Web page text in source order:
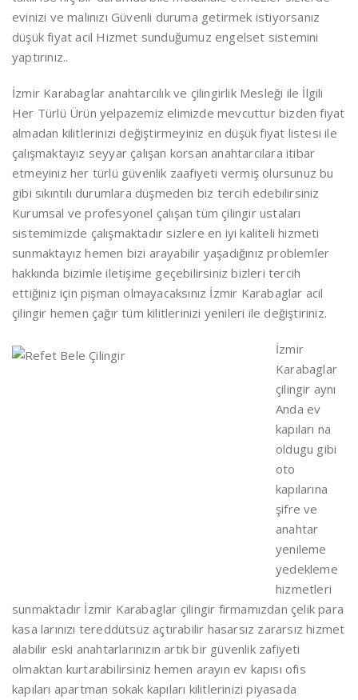
evinizi ve malınızı Güvenli duruma getirmek istiyorsanız
düşük fiyat acil Hizmet sunduğumuz engelset sistemini
yaptırınız..
İzmir Karabaglar anahtarcılık ve çilingirlik Mesleği ile İlgili
Her Türlü Ürün yelpazemiz elimizde mevcuttur bizden fiyat
almadan kilitlerinizi değiştirmeyiniz en düşük fiyat listesi ile
çalışmaktayız seyyar çalışan korsan anahtarcılara itibar
etmeyiniz her türlü güvenlik zaafiyeti vermiş olursunuz bu
gibi sıkıntılı durumlara düşmeden biz tercih edebilirsiniz
Kurumsal ve profesyonel çalışan tüm çilingir ustaları
sistemimizde çalışmaktadır sizlere en iyi kaliteli hizmeti
sunmaktayız hemen bizi arayabilir yaşadığınız problemler
hakkında bizimle iletişime geçebilirsiniz bizleri tercih
ettiğiniz için pişman olmayacaksınız İzmir Karabaglar acil
çilingir hemen çağır tüm kilitlerinizi yenileri ile değiştiriniz.
İzmir
Karabaglar
çilingir aynı
Anda ev
kapıları na
oldugu gibi
oto
kapılarına
şifre ve
anahtar
yenileme
yedekleme
hizmetleri
sunmaktadır İzmir Karabaglar çilingir firmamızdan çelik para
kasa larınızı tereddütsüz açtırabilir hasarsız zararsız hizmet
alabilir eski anahtarlarınızın artık bir güvenlik zafiyeti
olmaktan kurtarabilirsiniz hemen arayın ev kapısı ofis
kapıları apartman sokak kapıları kilitlerinizi piyasada